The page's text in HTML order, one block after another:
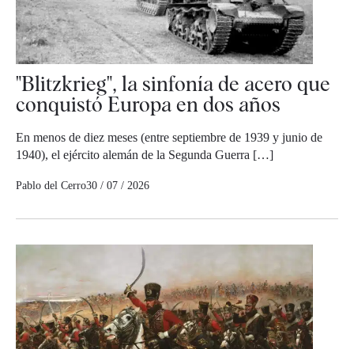
"Blitzkrieg", la sinfonía de acero que
conquistó Europa en dos años
En menos de diez meses (entre septiembre de 1939 y junio de
1940), el ejército alemán de la Segunda Guerra […]
Pablo del Cerro30 / 07 / 2026